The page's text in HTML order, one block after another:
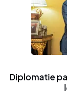
Diplomatie